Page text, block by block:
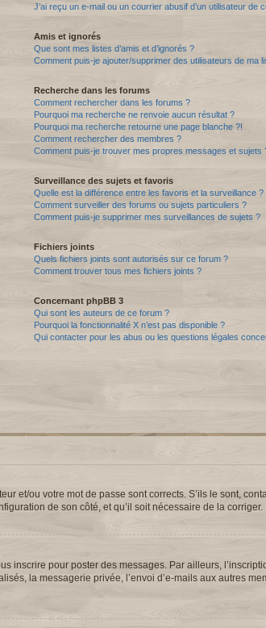
J’ai reçu un e-mail ou un courrier abusif d’un utilisateur de
Amis et ignorés
Que sont mes listes d’amis et d’ignorés ?
Comment puis-je ajouter/supprimer des utilisateurs de ma
Recherche dans les forums
Comment rechercher dans les forums ?
Pourquoi ma recherche ne renvoie aucun résultat ?
Pourquoi ma recherche retourne une page blanche ?!
Comment rechercher des membres ?
Comment puis-je trouver mes propres messages et sujets
Surveillance des sujets et favoris
Quelle est la différence entre les favoris et la surveillance ?
Comment surveiller des forums ou sujets particuliers ?
Comment puis-je supprimer mes surveillances de sujets ?
Fichiers joints
Quels fichiers joints sont autorisés sur ce forum ?
Comment trouver tous mes fichiers joints ?
Concernant phpBB 3
Qui sont les auteurs de ce forum ?
Pourquoi la fonctionnalité X n’est pas disponible ?
Qui contacter pour les abus ou les questions légales
et/ou votre mot de passe sont corrects. S’ils le sont,
de son côté, et qu’il soit nécessaire de la corriger.
inscrire pour poster des messages. Par ailleurs,
la messagerie privée, l’envoi d’e-mails aux autres